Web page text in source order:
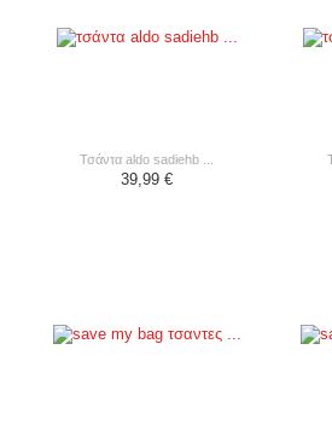
τσάντα aldo sadiehb ...
39,99 €